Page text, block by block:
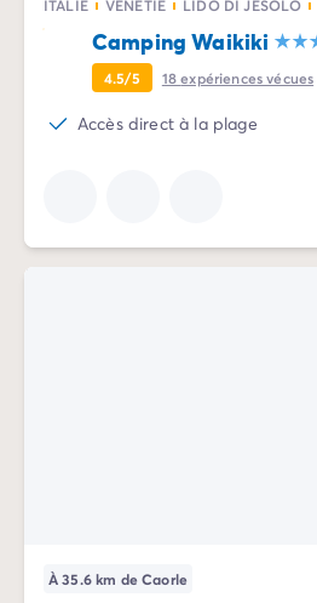
ITALIE VÉNÉTIE LIDO DI JESOLO
Camping Waikiki
4.5/5 18expériences vécues
Accès direct à la plage
À 35.6 km de Caorle